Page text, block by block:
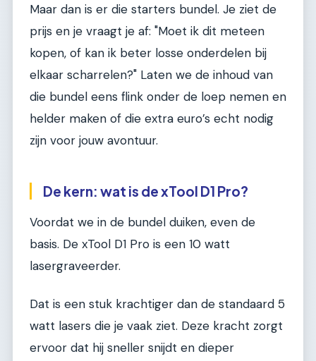
Maar dan is er die starters bundel. Je ziet de
prijs en je vraagt je af: "Moet ik dit meteen
kopen, of kan ik beter losse onderdelen bij
elkaar scharrelen?" Laten we de inhoud van
die bundel eens flink onder de loep nemen en
helder maken of die extra euro’s echt nodig
zijn voor jouw avontuur.
De kern: wat is de xTool D1 Pro?
Voordat we in de bundel duiken, even de
basis. De xTool D1 Pro is een 10 watt
lasergraveerder.
Dat is een stuk krachtiger dan de standaard 5
watt lasers die je vaak ziet. Deze kracht zorgt
ervoor dat hij sneller snijdt en dieper